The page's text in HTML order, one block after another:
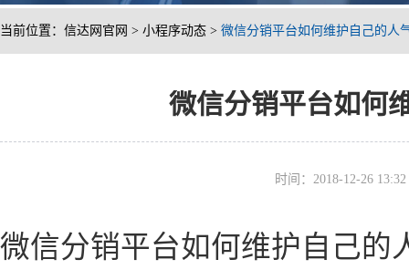
当前位置： 信达网官网 > 小程序动态 > 微信分销平台如何维护自己的人
微信分销平台如何
时间：2018-12-26
微信分销平台如何维护自己的